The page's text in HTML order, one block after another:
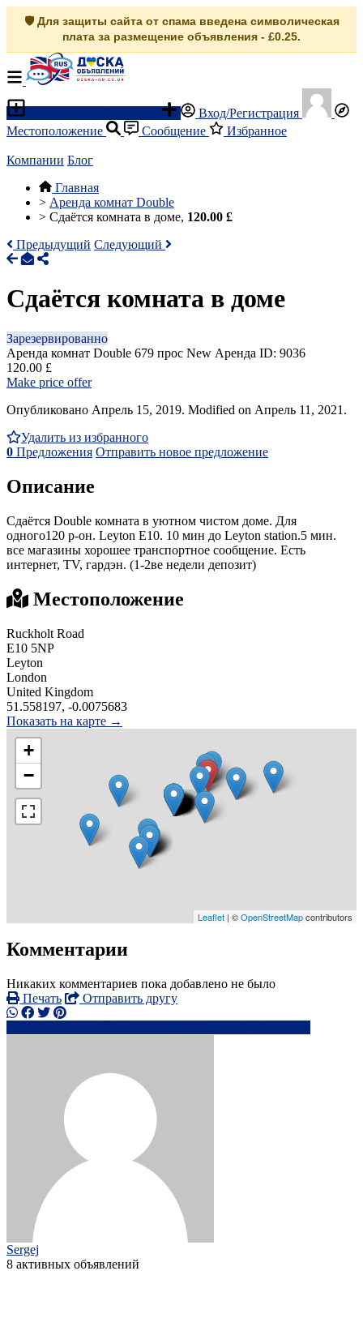
🛡️ Для защиты сайта от спама введена символическая
плата за размещение объявления - £0.25.
Вход/Регистрация
Местоположение
Сообщение Избранное
Компании Блог
Главная
> Аренда комнат Double
> Сдаётся комната в доме, 120.00 £
Предыдущий Следующий
Сдаётся комната в доме
Зарезервированно
Аренда комнат Double 679 прос New Аренда ID: 9036
120.00 £
Make price offer
Опубликовано Апрель 15, 2019. Modified on Апрель 11, 2021.
Удалить из избранного
0 Предложения Отправить новое предложение
Описание
Сдаётся Double комната в уютном чистом доме. Для
одного120 р-он. Leyton E10. 10 мин до Leyton station.5 мин.
все магазины хорошее транспортное сообщение. Есть
интернет, ТV, гардэн. (1-2ве недели дeпозит)
Местоположение
Ruckholt Road
E10 5NP
Leyton
London
United Kingdom
51.558197, -0.0075683
Показать на карте →
+
−
Leaflet | ©OpenStreetMapcontributors
Комментарии
Никаких комментариев пока добавлено не было
Печать
Отправить другу
Sergej
8 активных объявлений